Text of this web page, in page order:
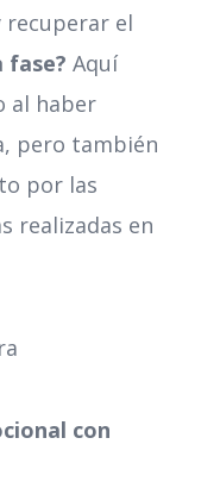
recuperar el
fase? Aquí
al haber
pero también
por las
realizadas en
con